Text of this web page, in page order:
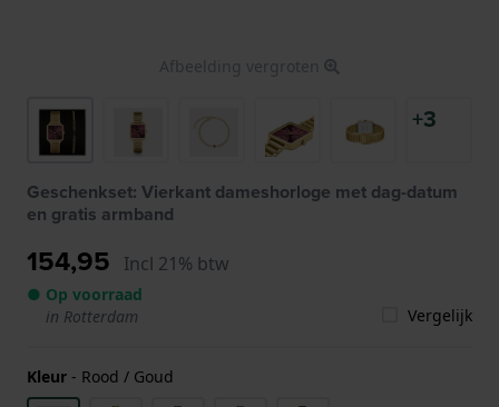
Afbeelding vergroten
+3
Geschenkset: Vierkant dameshorloge met dag-datum
en gratis armband
154,95 Incl 21% btw
● Op voorraad
in Rotterdam
Vergelijk
Kleur - Rood / Goud